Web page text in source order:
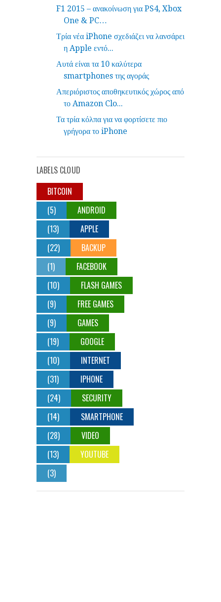
F1 2015 – ανακοίνωση για PS4, Xbox
One & PC…
Τρία νέα iPhone σχεδιάζει να λανσάρει
η Apple εντό...
Αυτά είναι τα 10 καλύτερα
smartphones της αγοράς
Απεριόριστος αποθηκευτικός χώρος από
το Amazon Clo...
Τα τρία κόλπα για να φορτίσετε πιο
γρήγορα το iPhone
LABELS CLOUD
BITCOIN
(5)
ANDROID
(13)
APPLE
(22)
BACKUP
(1)
FACEBOOK
(10)
FLASH GAMES
(9)
FREE GAMES
(9)
GAMES
(19)
GOOGLE
(10)
INTERNET
(31)
IPHONE
(24)
SECURITY
(14)
SMARTPHONE
(28)
VIDEO
(13)
YOUTUBE
(3)